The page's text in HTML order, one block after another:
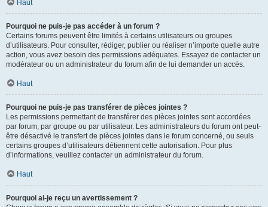
Haut
Pourquoi ne puis-je pas accéder à un forum ?
Certains forums peuvent être limités à certains utilisateurs ou groupes
d’utilisateurs. Pour consulter, rédiger, publier ou réaliser n’importe quelle autre
action, vous avez besoin des permissions adéquates. Essayez de contacter un
modérateur ou un administrateur du forum afin de lui demander un accès.
Haut
Pourquoi ne puis-je pas transférer de pièces jointes ?
Les permissions permettant de transférer des pièces jointes sont accordées
par forum, par groupe ou par utilisateur. Les administrateurs du forum ont peut-
être désactivé le transfert de pièces jointes dans le forum concerné, ou seuls
certains groupes d’utilisateurs détiennent cette autorisation. Pour plus
d’informations, veuillez contacter un administrateur du forum.
Haut
Pourquoi ai-je reçu un avertissement ?